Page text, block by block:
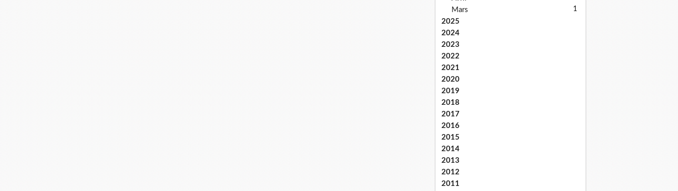
Mars 1
2025
2024
2023
2022
2021
2020
2019
2018
2017
2016
2015
2014
2013
2012
2011